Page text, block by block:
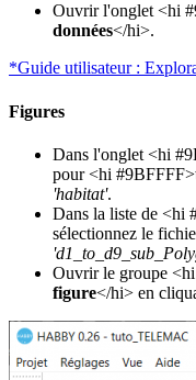
Ouvrir l'onglet <hi
données</hi>.
*Guide utilisateur :
Figures
Dans l'onglet <hi
pour <hi #9BFFFF>
'habitat'.
Dans la liste de <hi
sélectionnez le
Ouvrir le groupe
figure</hi> en